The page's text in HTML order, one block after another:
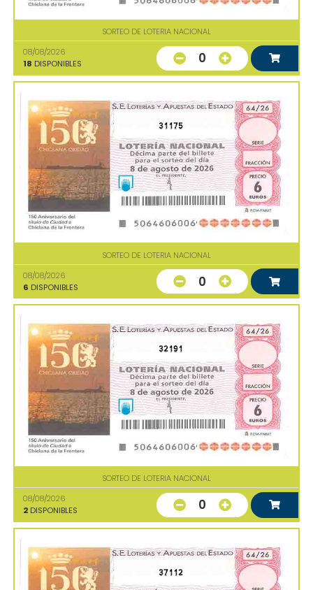
SORTEO DE LOTERIA NACIONAL
08/08/2026
18 DISPONIBLES 0
31175
SORTEO DE LOTERIA NACIONAL
08/08/2026
6 DISPONIBLES 0
32191
SORTEO DE LOTERIA NACIONAL
08/08/2026
2 DISPONIBLES 0
37112